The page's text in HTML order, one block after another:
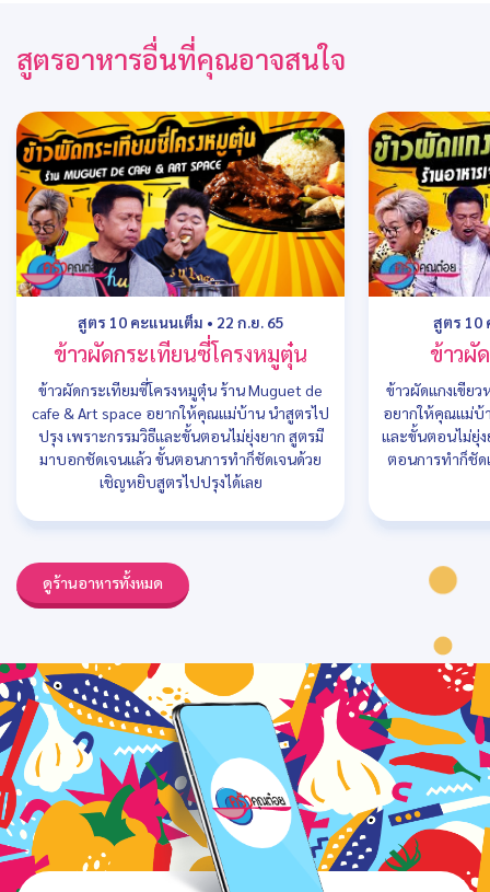
สูตรอาหารอื่นที่คุณอาจสนใจ
สูตร 10 คะแนนเต็ม • 22 ก.ย. 65
ข้าวผัดกระเทียนซี่โครงหมูตุ๋น
ข้าวผัดกระเทียมซี่โครงหมูตุ๋น ร้าน Muguet de
cafe & Art space อยากให้คุณแม่บ้าน นำสูตรไป
ปรุง เพราะกรรมวิธีและขั้นตอนไม่ยุ่งยาก สูตรมี
มาบอกชัดเจนแล้ว ขั้นตอนการทำก็ชัดเจนด้วย
เชิญหยิบสูตรไปปรุงได้เลย
สูตร 10
ข้าวผั
ข้าวผัดแกงเขียว
อยากให้คุณแม่บ้
และขั้นตอนไม่ยุ่
ตอนการทำก็ชัด
ดูร้านอาหารทั้งหมด